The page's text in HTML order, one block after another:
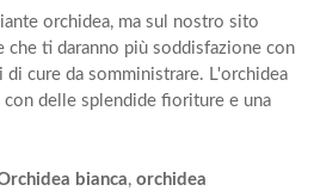
orchidea, ma sul nostro sito
ti daranno più soddisfazione con
cure da somministrare. L'orchidea
delle splendide fioriture e una
bianca, orchidea